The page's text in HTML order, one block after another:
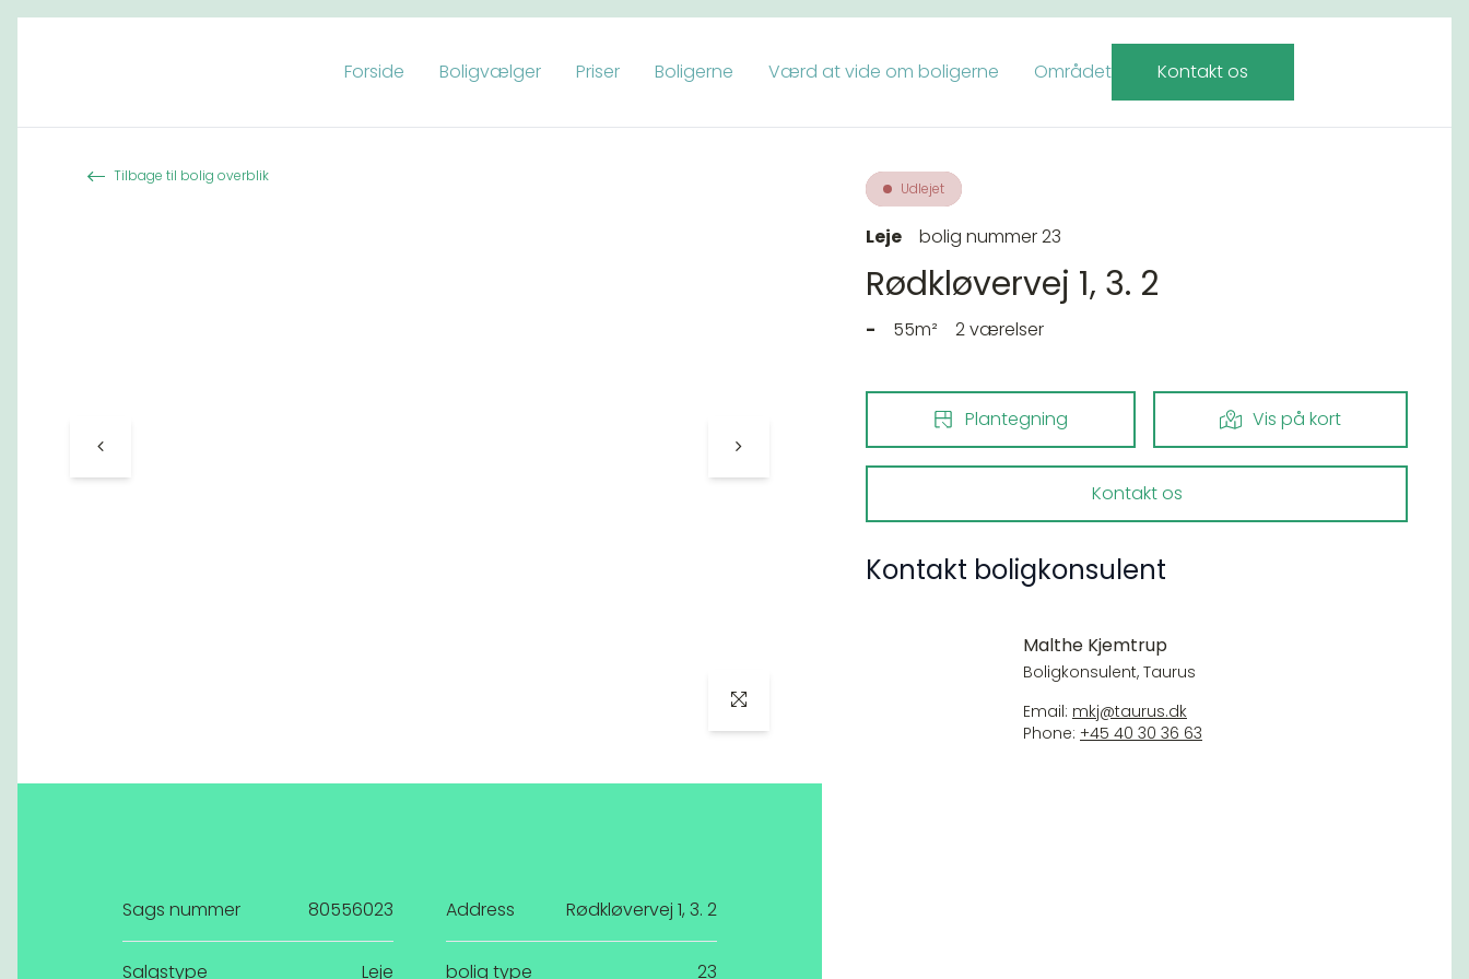
Forside Boligvælger Priser Boligerne Værd at vide om boligerne Området Kontakt os
Tilbage til bolig overblik
Udlejet
Leje bolig nummer 23
Rødkløvervej 1, 3. 2
- 55m² 2 værelser
Plantegning Vis på kort
Kontakt os
Kontakt boligkonsulent
Malthe Kjemtrup
Boligkonsulent, Taurus
Email: mkj@taurus.dk
Phone: +45 40 30 36 63
Sags nummer 80556023 Address Rødkløvervej 1, 3. 2
Salgstype Leje bolig type 23